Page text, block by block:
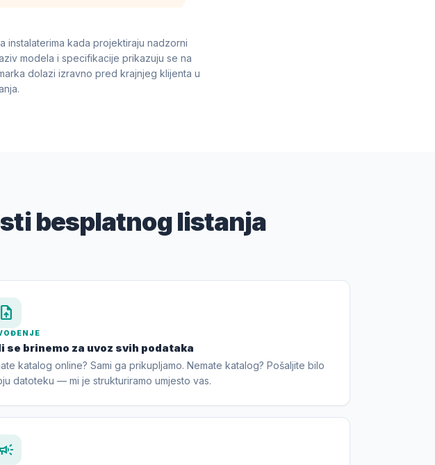
instalaterima kada projektiraju nadzorni
modela i specifikacije prikazuju se na
dolazi izravno pred krajnjeg klijenta u
besplatnog listanja
upload_file
se brinemo za uvoz svih podataka
katalog online? Sami ga prikupljamo. Nemate katalog? Pošaljite bilo
datoteku — mi je strukturiramo umjesto vas.
campaign